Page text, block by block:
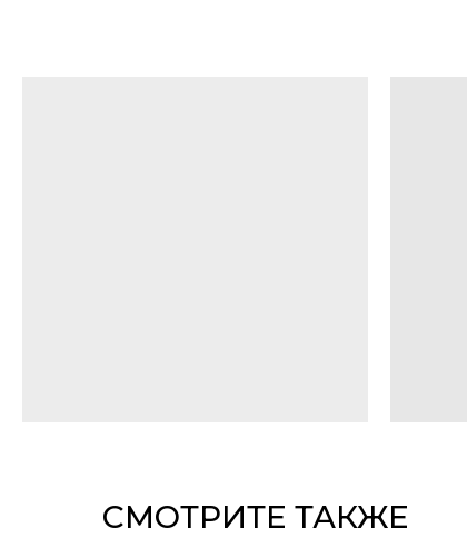
СМОТРИТЕ ТАКЖЕ